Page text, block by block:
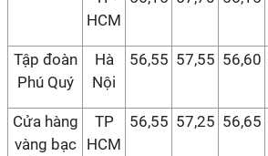
HCM
Tập đoàn
Phú Quý
Hà
Nội
56,55 57,55 56,60
Cửa hàng
vàng bạc
TP
HCM
56,55 57,25 56,65